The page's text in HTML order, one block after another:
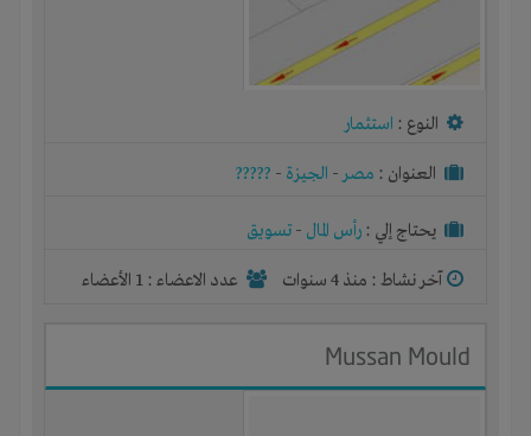
النوع : استثمار
العنوان : مصر- الجيزة -
?????
يحتاج إلي : رأس المال - تسويق
آخر نشاط : منذ 4 سنوات عدد الاعضاء : 1 الأعضاء
Mussan Mould